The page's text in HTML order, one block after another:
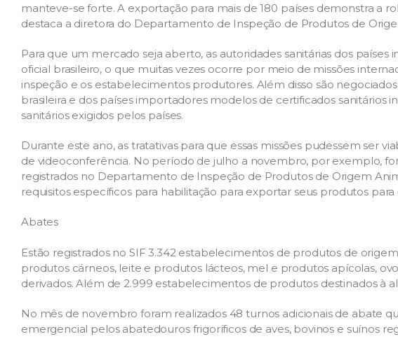
manteve-se forte. A exportação para mais de 180 países demonstra a
destaca a diretora do Departamento de Inspeção de Produtos de
Para que um mercado seja aberto, as autoridades sanitárias dos países
oficial brasileiro, o que muitas vezes ocorre por meio de missões
inspeção e os estabelecimentos produtores. Além disso são
brasileira e dos países importadores modelos de certificados sanitários
sanitários exigidos pelos países.
Durante este ano, as tratativas para que essas missões pudessem ser
de videoconferência. No período de julho a novembro, por exemplo,
registrados no Departamento de Inspeção de Produtos de Origem
requisitos específicos para habilitação para exportar seus produtos
Abates
Estão registrados no SIF 3.342 estabelecimentos de produtos de
produtos cárneos, leite e produtos lácteos, mel e produtos apícolas,
derivados. Além de 2.999 estabelecimentos de produtos destinados à
No mês de novembro foram realizados 48 turnos adicionais de abate
emergencial pelos abatedouros frigoríficos de aves, bovinos e suínos